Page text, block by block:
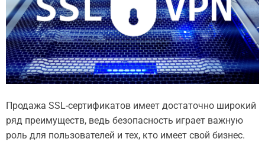
Продажа SSL-сертификатов имеет достаточно широкий
ряд преимуществ, ведь безопасность играет важную
роль для пользователей и тех, кто имеет свой бизнес.